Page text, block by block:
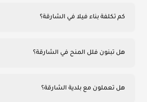
كم تكلفة بناء فيلا في الشارقة؟
هل تبنون فلل المنح في الشارقة؟
هل تعملون مع بلدية الشارقة؟